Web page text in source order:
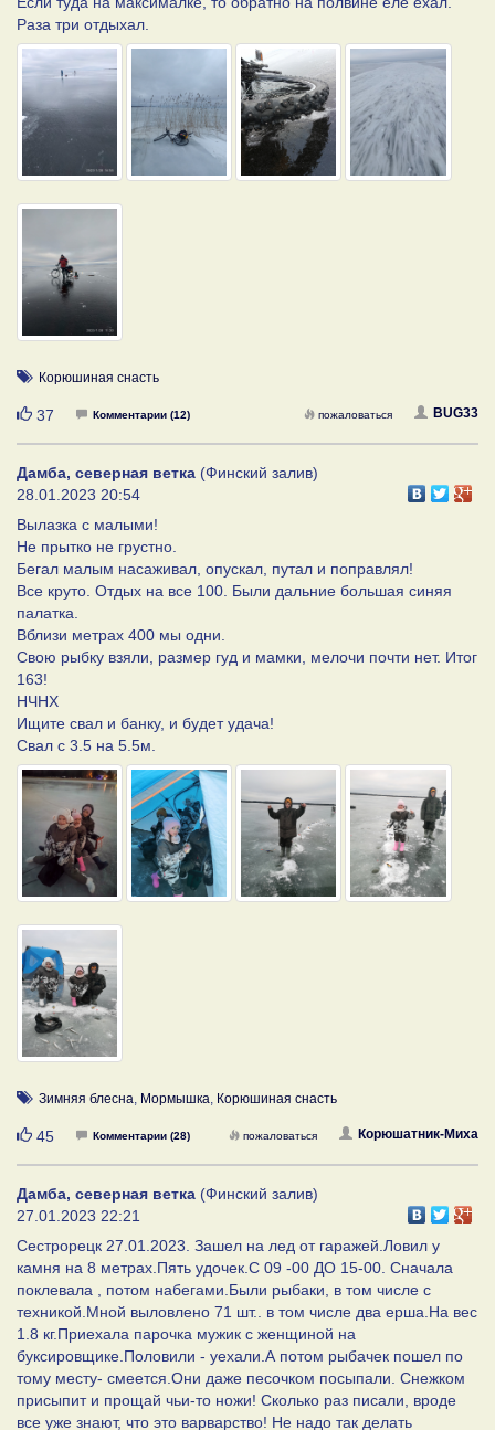
Раза три отдыхал.
Корюшиная снасть
Нравится
37 Комментарии (12) BUG33
пожаловаться
Дамба, северная ветка (Финский залив)
28.01.2023 20:54
Вылазка с малыми!
Не прытко не грустно.
Бегал малым насаживал, опускал, путал и поправлял!
Все круто. Отдых на все 100. Были дальние большая синяя
палатка.
Вблизи метрах 400 мы одни.
Свою рыбку взяли, размер гуд и мамки, мелочи почти нет. Итог
163!
НЧНХ
Ищите свал и банку, и будет удача!
Свал с 3.5 на 5.5м.
Зимняя блесна, Мормышка, Корюшиная снасть
Нравится
45 Комментарии (28) Корюшатник-Миха
пожаловаться
Дамба, северная ветка (Финский залив)
27.01.2023 22:21
Сестрорецк 27.01.2023. Зашел на лед от гаражей.Ловил у
камня на 8 метрах.Пять удочек.С 09 -00 ДО 15-00. Сначала
поклевала , потом набегами.Были рыбаки, в том числе с
техникой.Мной выловлено 71 шт.. в том числе два ерша.На вес
1.8 кг.Приехала парочка мужик с женщиной на
буксировщике.Половили - уехали.А потом рыбачек пошел по
тому месту- смеется.Они даже песочком посыпали. Снежком
присыпит и прощай чьи-то ножи! Сколько раз писали, вроде
все уже знают, что это варварство! Не надо так делать